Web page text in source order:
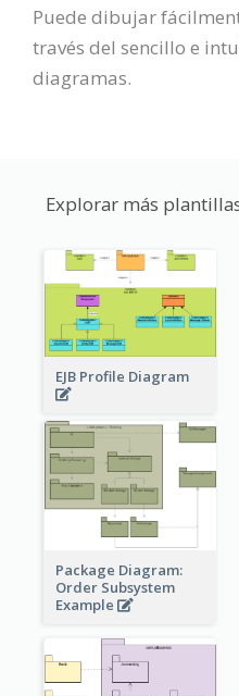
Puede dibujar
través del sencillo e
diagramas.
Explorar más
EJB Profile Diagram
Package Diagram:
Order Subsystem
Example